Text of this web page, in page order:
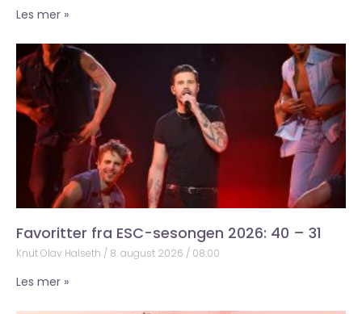
Les mer »
Favoritter fra ESC-sesongen 2026: 40 – 31
Knut Olav Halseth 8. august 2026 08:00
Les mer »